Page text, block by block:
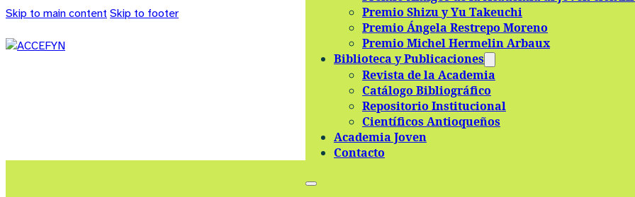
Skip to main content Skip to footer
Premio Shizu y Yu Takeuchi
Premio Ángela Restrepo Moreno
Premio Michel Hermelin Arbaux
Biblioteca y Publicaciones
Revista de la Academia
Catálogo Bibliográfico
Repositorio Institucional
Científicos Antioqueños
Academia Joven
Contacto